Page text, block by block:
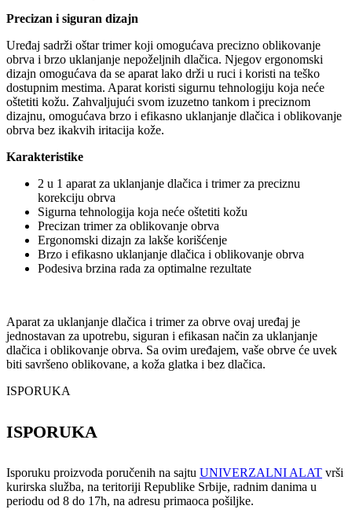
Precizan i siguran dizajn
Uređaj sadrži oštar trimer koji omogućava precizno oblikovanje
obrva i brzo uklanjanje nepoželjnih dlačica. Njegov ergonomski
dizajn omogućava da se aparat lako drži u ruci i koristi na teško
dostupnim mestima. Aparat koristi sigurnu tehnologiju koja neće
oštetiti kožu. Zahvaljujući svom izuzetno tankom i preciznom
dizajnu, omogućava brzo i efikasno uklanjanje dlačica i oblikovanje
obrva bez ikakvih iritacija kože.
Karakteristike
2 u 1 aparat za uklanjanje dlačica i trimer za preciznu
korekciju obrva
Sigurna tehnologija koja neće oštetiti kožu
Precizan trimer za oblikovanje obrva
Ergonomski dizajn za lakše korišćenje
Brzo i efikasno uklanjanje dlačica i oblikovanje obrva
Podesiva brzina rada za optimalne rezultate
Aparat za uklanjanje dlačica i trimer za obrve ovaj uređaj je
jednostavan za upotrebu, siguran i efikasan način za uklanjanje
dlačica i oblikovanje obrva. Sa ovim uređajem, vaše obrve će uvek
biti savršeno oblikovane, a koža glatka i bez dlačica.
ISPORUKA
ISPORUKA
Isporuku proizvoda poručenih na sajtu UNIVERZALNI ALAT vrši
kurirska služba, na teritoriji Republike Srbije, radnim danima u
periodu od 8 do 17h, na adresu primaoca pošiljke.